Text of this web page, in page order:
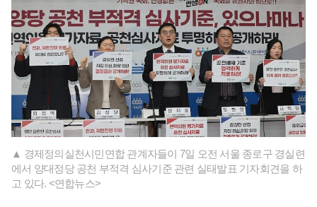
▲ 경제정의실천시민연합 관계자들이 7일 오전 서울 종로구 경실련
에서 양대정당 공천 부적격 심사기준 관련 실태발표 기자회견을 하
고 있다. <연합뉴스>